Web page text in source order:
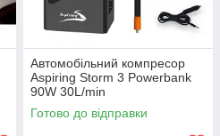
Автомобільний компресор
Aspiring Storm 3 Powerbank
90W 30L/min
Готово до відправки